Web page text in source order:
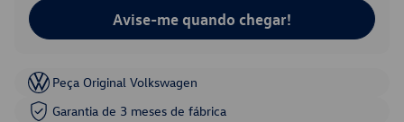
Avise-me quando chegar!
Peça Original Volkswagen
Garantia de 3 meses de fábrica